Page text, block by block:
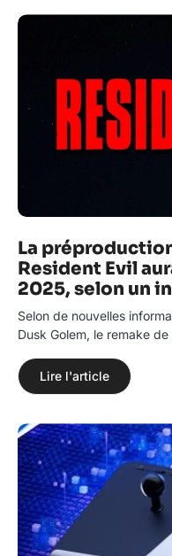
La
Resident Evil
2025, selon un
Selon de nouvelles
Dusk Golem, le remake
Lire l'article